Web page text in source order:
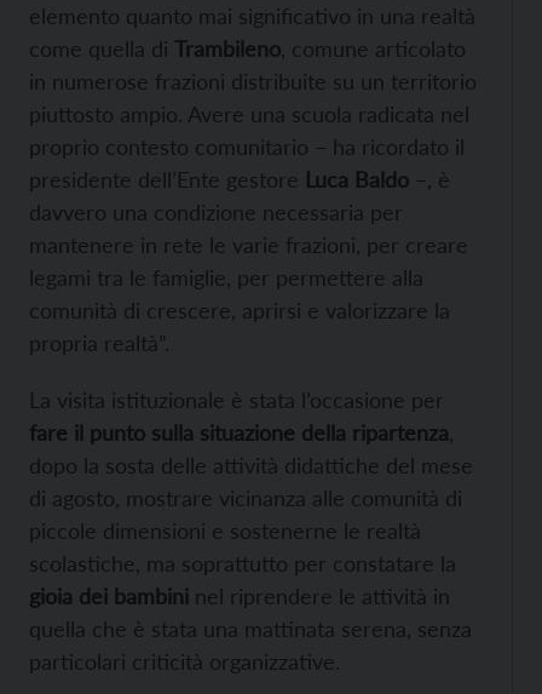
elemento quanto mai significativo in una realtà
come quella di Trambileno , comune articolato
in numerose frazioni distribuite su un territorio
piuttosto ampio. Avere una scuola radicata nel
proprio contesto comunitario – ha ricordato il
presidente dell’Ente gestore Luca Baldo –, è
davvero una condizione necessaria per
mantenere in rete le varie frazioni, per creare
legami tra le famiglie, per permettere alla
comunità di crescere, aprirsi e valorizzare la
propria realtà”.
La visita istituzionale è stata l’occasione per
fare il punto sulla situazione della ripartenza
dopo la sosta delle attività didattiche del mese
di agosto, mostrare vicinanza alle comunità di
piccole dimensioni e sostenerne le realtà
scolastiche, ma soprattutto per constatare la
gioia dei bambini nel riprendere le attività in
quella che è stata una mattinata serena, senza
particolari criticità organizzative.